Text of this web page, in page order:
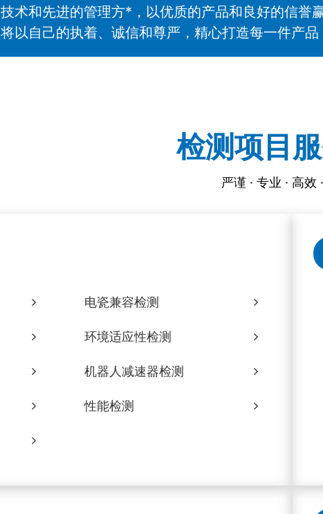
技术和先进的管理方*，以优质的产品和良好的信誉
将以自己的执着、诚信和尊严，精心打造每一件产品
检测项目
严谨 · 专业 · 高效
电瓷兼容检测
环境适应性检测
机器人减速器检测
性能检测